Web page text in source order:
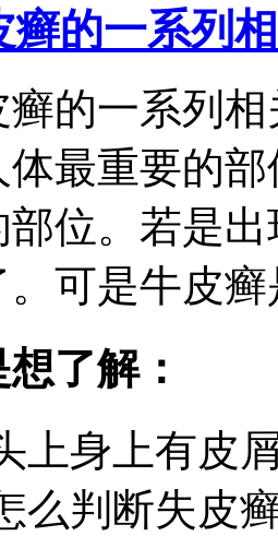
癣的一系列相
癣的一系列
最重要的
位。若是
。可是牛皮
了解：
上身上有皮
么判断失皮